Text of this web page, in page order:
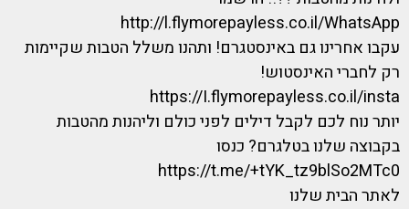
http://l.flymorepayless.co.il/WhatsApp
עקבו אחרינו גם באינסטגרם! ותהנו משלל הטבות שקיימות
רק לחברי האינסטוש!
https://I.flymorepayless.co.il/insta
יותר נוח לכם לקבל דילים לפני כולם וליהנות מהטבות
בקבוצה שלנו בטלגרם? כנסו
https://t.me/+tYK_tz9blSo2MTc0
לאתר הבית שלנו